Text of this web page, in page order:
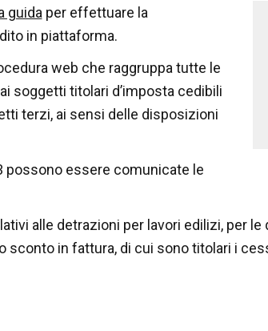
guida per effettuare la
in piattaforma.
web che raggruppa tutte le
soggetti titolari d’imposta cedibili
terzi, ai sensi delle disposizioni
possono essere comunicate le
alle detrazioni per lavori edilizi, per
sconto in fattura, di cui sono titolari i